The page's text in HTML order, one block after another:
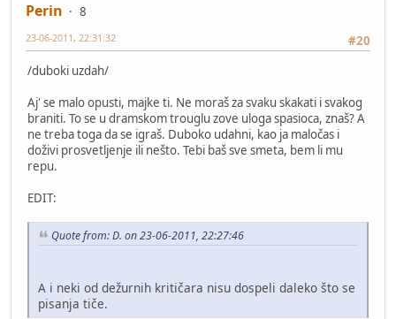
Perin
8
#20
23-06-2011, 22:31:32
/duboki uzdah/
Aj' se malo opusti, majke ti. Ne moraš za svaku skakati i svakog
braniti. To se u dramskom trouglu zove uloga spasioca, znaš? A
ne treba toga da se igraš. Duboko udahni, kao ja maločas i
doživi prosvetljenje ili nešto. Tebi baš sve smeta, bem li mu
repu.
EDIT:
Quote from: D. on 23-06-2011, 22:27:46
A i neki od dežurnih kritičara nisu dospeli daleko što se
pisanja tiče.